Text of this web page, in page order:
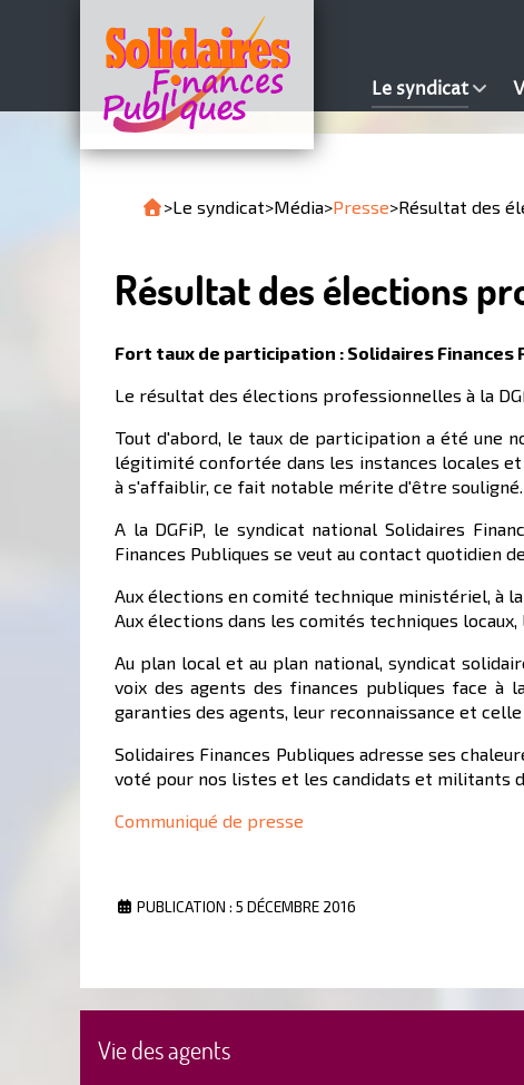
Le syndicat
>Le syndicat>Média>Presse>Résultat des
Résultat des élections
Fort taux de participation : Solidaires Finances
Le résultat des élections professionnelles à la
Tout d'abord, le taux de participation a été une
légitimité confortée dans les instances locales
à s'affaiblir, ce fait notable mérite d'être souligné.
A la DGFiP, le syndicat national Solidaires
Finances Publiques se veut au contact quotidien
Aux élections en comité technique ministériel, à
Aux élections dans les comités techniques
Au plan local et au plan national, syndicat
voix des agents des finances publiques face
garanties des agents, leur reconnaissance et
Solidaires Finances Publiques adresse ses
voté pour nos listes et les candidats et militants
Communiqué de presse
PUBLICATION : 5 DÉCEMBRE 2016
Vie des agents